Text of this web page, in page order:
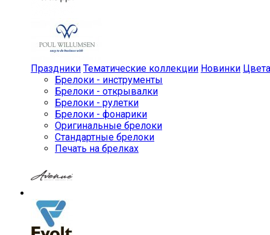
Праздники Тематические коллекции Новинки Цвета
Брелоки - инструменты
Брелоки - открывалки
Брелоки - рулетки
Брелоки - фонарики
Оригинальные брелоки
Стандартные брелоки
Печать на брелках